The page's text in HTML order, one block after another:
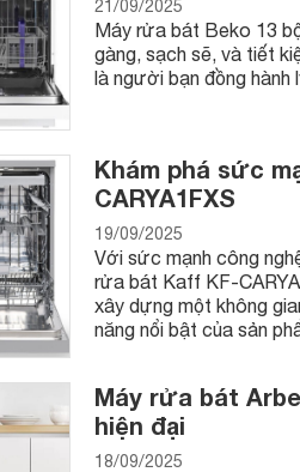
21/09/2025
Máy rửa bát Beko 13
gàng, sạch sẽ, và tiết
là người bạn đồng
Khám phá sức
CARYA1FXS
19/09/2025
Với sức mạnh công
rửa bát Kaff KF-
xây dựng một không
năng nổi bật của sản
Máy rửa bát
hiện đại
18/09/2025